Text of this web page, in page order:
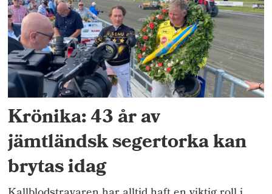
Krönika: 43 år av
jämtländsk segertorka kan
brytas idag